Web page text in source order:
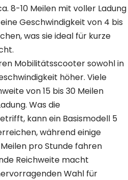
8-10 Meilen mit voller Ladung
Geschwindigkeit von 4 bis
was sie ideal für kurze
Mobilitätsscooter sowohl in
höher. Viele
von 15 bis 30 Meilen
Was die
kann ein Basismodell 5
während einige
pro Stunde fahren
Reichweite macht
Wahl für